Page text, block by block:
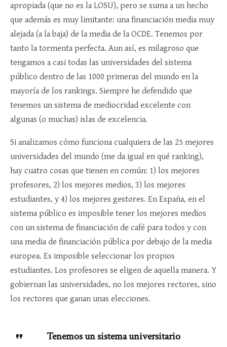
apropiada (que no es la LOSU), pero se suma a un hecho
que además es muy limitante: una financiación media muy
alejada (a la baja) de la media de la OCDE. Tenemos por
tanto la tormenta perfecta. Aun así, es milagroso que
tengamos a casi todas las universidades del sistema
público dentro de las 1000 primeras del mundo en la
mayoría de los rankings. Siempre he defendido que
tenemos un sistema de mediocridad excelente con
algunas (o muchas) islas de excelencia.
Si analizamos cómo funciona cualquiera de las 25 mejores
universidades del mundo (me da igual en qué ranking),
hay cuatro cosas que tienen en común: 1) los mejores
profesores, 2) los mejores medios, 3) los mejores
estudiantes, y 4) los mejores gestores. En España, en el
sistema público es imposible tener los mejores medios
con un sistema de financiación de café para todos y con
una media de financiación pública por debajo de la media
europea. Es imposible seleccionar los propios
estudiantes. Los profesores se eligen de aquella manera. Y
gobiernan las universidades, no los mejores rectores, sino
los rectores que ganan unas elecciones.
Tenemos un sistema universitario